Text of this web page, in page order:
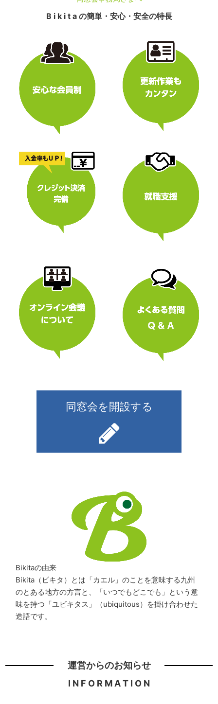
B i k i t a の簡単・安心・安全の特長
同窓会を開設する
Bikitaの由来
Bikita（ビキタ）とは「カエル」のことを意味する九州
のとある地方の方言と、「いつでもどこでも」という意
味を持つ「ユビキタス」（ubiquitous）を掛け合わせた
造語です。
運営からのお知らせ
I N F O R M A T I O N